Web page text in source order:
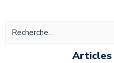
l’article
Articles